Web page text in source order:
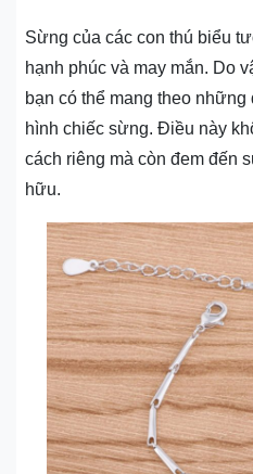
Sừng của các con thú biểu
hạnh phúc và may mắn. Do
bạn có thể mang theo
hình chiếc sừng. Điều này
cách riêng mà còn đem đến
hữu.